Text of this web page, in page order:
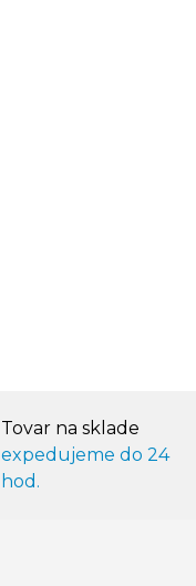
Tovar na sklade
expedujeme do 24
hod.